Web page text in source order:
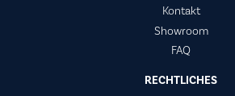
Kontakt
Showroom
FAQ
RECHTLICHES